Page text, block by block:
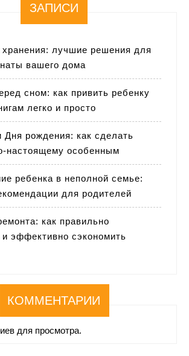
ЗАПИСИ
лучшие решения для
вашего дома
сном: как привить ребенку
легко и просто
Дня рождения: как сделать
настоящему особенным
ребенка в неполной семье:
для родителей
как правильно
и эффективно сэкономить
КОММЕНТАРИИ
для просмотра.